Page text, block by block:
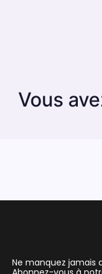
Vous
Ne manquez jamais